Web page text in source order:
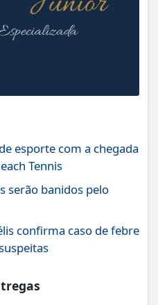
esporte com a chegada
Tennis
serão banidos pelo
confirma caso de febre